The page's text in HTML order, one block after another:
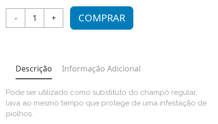
- 1 + COMPRAR
Descrição Informação Adicional
Pode ser utilizado como substituto do champô regular,
lava ao mesmo tempo que protege de uma infestação de
piolhos.